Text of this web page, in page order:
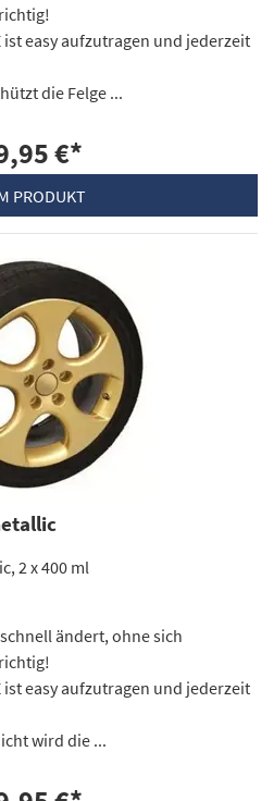
ist easy aufzutragen und jederzeit
die Felge ...
€*
PRODUKT
2 x 400 ml
ändert, ohne sich
ist easy aufzutragen und jederzeit
wird die ...